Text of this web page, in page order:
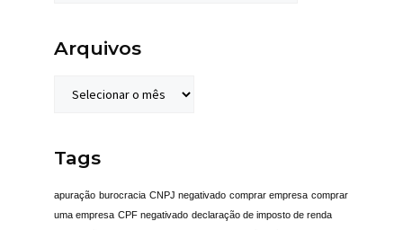
Arquivos
Tags
apuração burocracia CNPJ negativado comprar empresa comprar
uma empresa CPF negativado declaração de imposto de renda